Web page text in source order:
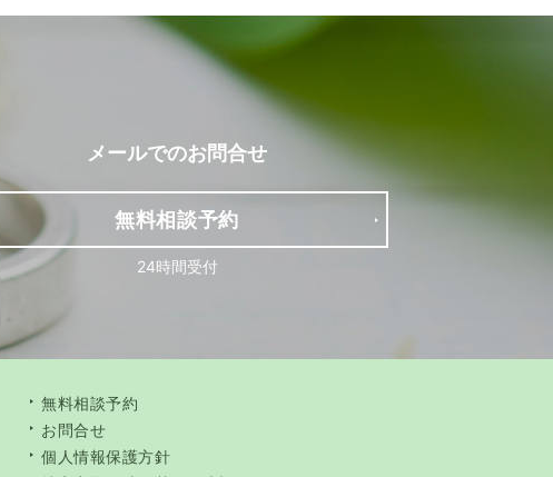
メールでのお問合せ
無料相談予約
24時間受付
無料相談予約
お問合せ
個人情報保護方針